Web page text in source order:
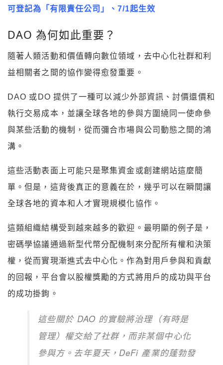
可登記為「有限責任公司」、7/1起生效
DAO 為何如此重要？
隨著人類活動和價值轉向數位領域，去中心化社群和利
益相關者之間的協作變得愈發重要。
DAO 或DO 提供了一種可以減少外部資訊、討價還價和
執行交易成本，並讓全球各地的參與方圍繞同一使命參
與某些活動的機制，從而彌合市場與公司動態之間的鴻
溝。
這些活動表面上可能只是聚集資金或創建網站這麼簡
單。但是，這背後真正的意義在於，幾乎可以在瞬間讓
全球各地的資本和人才實現規模化協作。
這類組織結構受到越來越多的歡迎。最明顯的例子是，
密碼學協議通過新型代幣分配機制來分配所有權和決策
權，從而實現漸進式去中心化。作為對用戶參與和貢獻
的回報，平台會以股權獎勵的方式將用戶的成功與平台
的成功掛鉤。
這些關於 DAO 的實驗將治理（有時是
管理）權交給了社群，而非某個中心化
參與方。去年夏天，DeFi 產業的蓬勃發